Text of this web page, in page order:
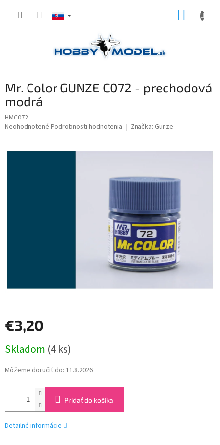
Mr. Color GUNZE C072 - prechodová
modrá
HMC072
Priemerné
je
Neohodnotené Podrobnosti hodnotenia Značka: Gunze
€3,20
cena:
Skladom (4 ks)
Môžeme doručiť do: 11.8.2026
Pridať do košíka
Detailné informácie